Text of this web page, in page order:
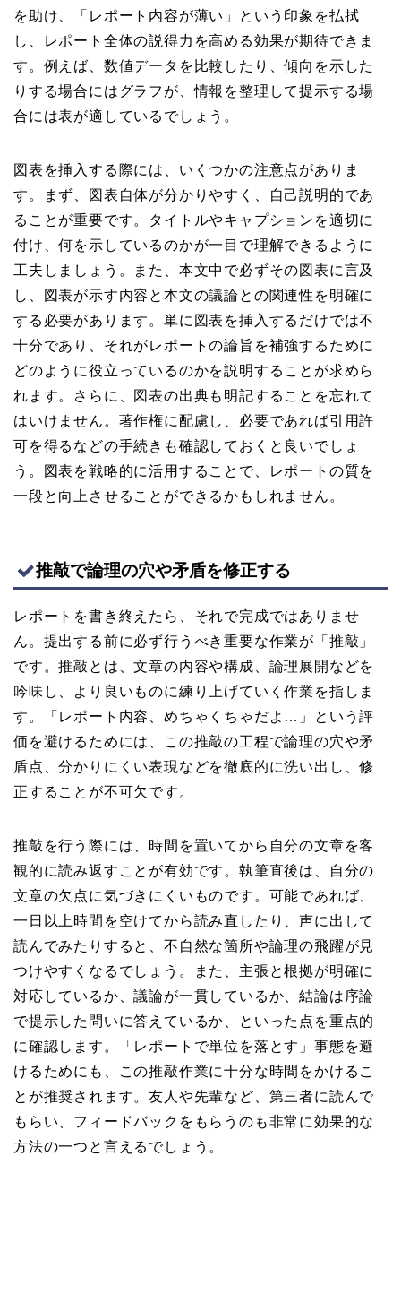
を助け、「レポート内容が薄い」という印象を払拭
し、レポート全体の説得力を高める効果が期待できま
す。例えば、数値データを比較したり、傾向を示した
りする場合にはグラフが、情報を整理して提示する場
合には表が適しているでしょう。
図表を挿入する際には、いくつかの注意点がありま
す。まず、図表自体が分かりやすく、自己説明的であ
ることが重要です。タイトルやキャプションを適切に
付け、何を示しているのかが一目で理解できるように
工夫しましょう。また、本文中で必ずその図表に言及
し、図表が示す内容と本文の議論との関連性を明確に
する必要があります。単に図表を挿入するだけでは不
十分であり、それがレポートの論旨を補強するために
どのように役立っているのかを説明することが求めら
れます。さらに、図表の出典も明記することを忘れて
はいけません。著作権に配慮し、必要であれば引用許
可を得るなどの手続きも確認しておくと良いでしょ
う。図表を戦略的に活用することで、レポートの質を
一段と向上させることができるかもしれません。
推敲で論理の穴や矛盾を修正する
レポートを書き終えたら、それで完成ではありませ
ん。提出する前に必ず行うべき重要な作業が「推敲」
です。推敲とは、文章の内容や構成、論理展開などを
吟味し、より良いものに練り上げていく作業を指しま
す。「レポート内容、めちゃくちゃだよ…」という評
価を避けるためには、この推敲の工程で論理の穴や矛
盾点、分かりにくい表現などを徹底的に洗い出し、修
正することが不可欠です。
推敲を行う際には、時間を置いてから自分の文章を客
観的に読み返すことが有効です。執筆直後は、自分の
文章の欠点に気づきにくいものです。可能であれば、
一日以上時間を空けてから読み直したり、声に出して
読んでみたりすると、不自然な箇所や論理の飛躍が見
つけやすくなるでしょう。また、主張と根拠が明確に
対応しているか、議論が一貫しているか、結論は序論
で提示した問いに答えているか、といった点を重点的
に確認します。「レポートで単位を落とす」事態を避
けるためにも、この推敲作業に十分な時間をかけるこ
とが推奨されます。友人や先輩など、第三者に読んで
もらい、フィードバックをもらうのも非常に効果的な
方法の一つと言えるでしょう。